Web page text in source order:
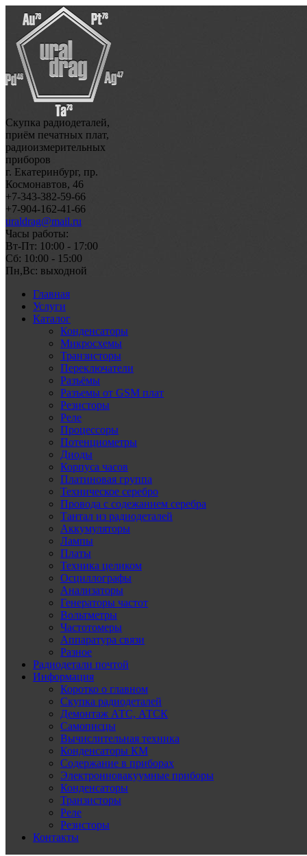
Скупка радиодеталей,
приём печатных плат,
радиоизмерительных
приборов
г. Екатеринбург, пр.
Космонавтов, 46
+7-343-382-59-66
+7-904-162-41-66
uraldrag@mail.ru
Часы работы:
Вт-Пт: 10:00 - 17:00
Сб: 10:00 - 15:00
Пн,Вс: выходной
Главная
Услуги
Каталог
Конденсаторы
Микросхемы
Транзисторы
Переключатели
Разъёмы
Разъемы от GSM плат
Резисторы
Реле
Процессоры
Потенциометры
Диоды
Корпуса часов
Платиновая группа
Техническое серебро
Провода с содежанием серебра
Тантал из радиодеталей
Аккумуляторы
Лампы
Платы
Техника целиком
Осциллографы
Анализаторы
Генераторы частот
Вольтметры
Частотомеры
Аппаратура связи
Разное
Радиодетали почтой
Информация
Коротко о главном
Скупка радиодеталей
Демонтаж АТС, АТСК
Самописцы
Вычислительная техника
Конденсаторы КМ
Содержание в приборах
Электронновакуумные приборы
Конденсаторы
Транзисторы
Реле
Резисторы
Контакты